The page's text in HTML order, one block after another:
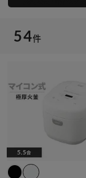
54件